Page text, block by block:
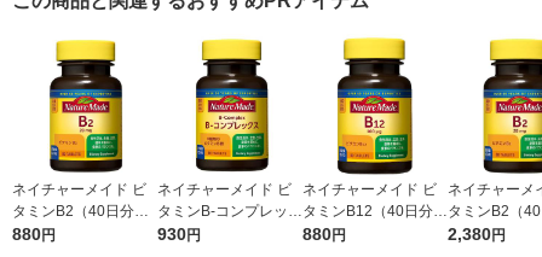
ネイチャーメイド ビ
タミンB2（40日分）
1個（80粒） 大塚製薬
880円
ネイチャーメイド ビ
タミンB-コンプレック
ス（60日分） 1個（6
930円
ネイチャーメイド ビ
タミンB12（40日分）
1個（80粒） 大塚製薬
880円
ネイチャーメ
タミンB2（
1セット（1個
2,380円